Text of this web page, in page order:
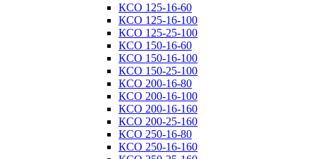
КСО 125-16-60
КСО 125-16-100
КСО 125-25-100
КСО 150-16-60
КСО 150-16-100
КСО 150-25-100
КСО 200-16-80
КСО 200-16-100
КСО 200-16-160
КСО 200-25-160
КСО 250-16-80
КСО 250-16-160